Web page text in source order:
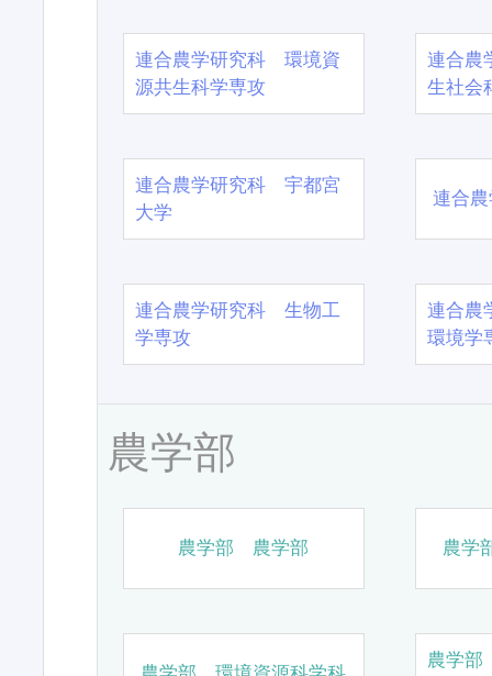
連合農学研究科 環境資
源共生科学専攻
連合農
生社会
連合農学研究科 宇都宮
大学
連合
連合農学研究科 生物工
学専攻
連合農
環境学
農学部
農学部 農学部 農学
農学